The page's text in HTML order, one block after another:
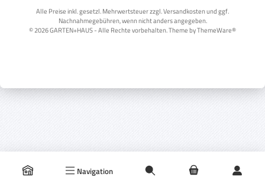
Navigation
Alle Preise inkl. gesetzl. Mehrwertsteuer zzgl. Versandkosten und ggf.
Nachnahmegebühren, wenn nicht anders angegeben.
© 2026 GARTEN+HAUS - Alle Rechte vorbehalten. Theme byThemeWare®